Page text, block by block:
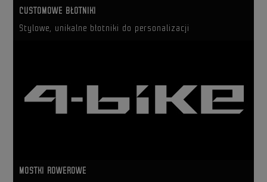
CUSTOMOWE BŁOTNIKI
Stylowe, unikalne błotniki do personalizacji
MOSTKI ROWEROWE